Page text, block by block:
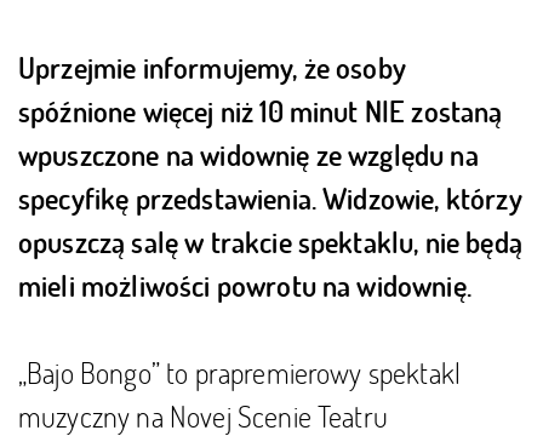
Uprzejmie informujemy, że osoby
spóźnione więcej niż 10 minut NIE zostaną
wpuszczone na widownię ze względu na
specyfikę przedstawienia. Widzowie, którzy
opuszczą salę w trakcie spektaklu, nie będą
mieli możliwości powrotu na widownię.
„Bajo Bongo” to prapremierowy spektakl
muzyczny na Novej Scenie Teatru